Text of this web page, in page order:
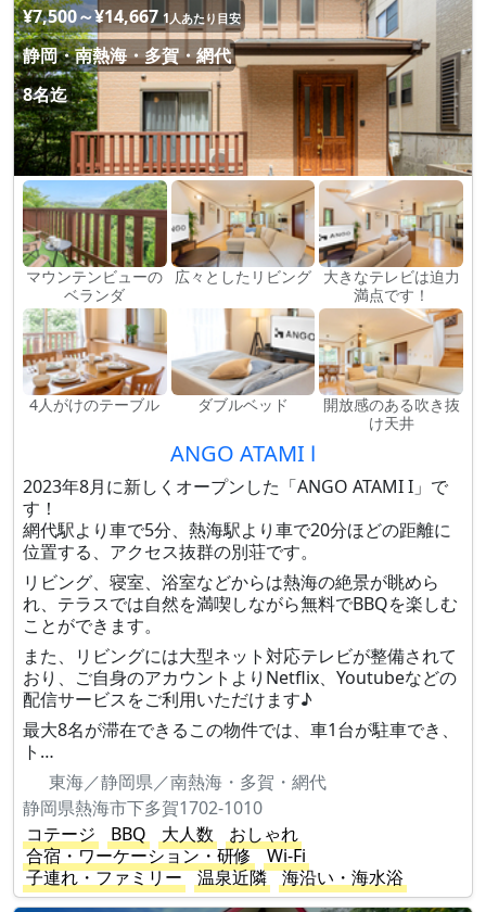
¥7,500～¥14,667 1人あたり目安
静岡・南熱海・多賀・網代
8名迄
マウンテンビューの
ベランダ
広々としたリビング
大きなテレビは迫力
満点です！
4人がけのテーブル ダブルベッド
開放感のある吹き抜
け天井
ANGO ATAMI Ⅰ
2023年8月に新しくオープンした「ANGO ATAMI I」で
す！
網代駅より車で5分、熱海駅より車で20分ほどの距離に
位置する、アクセス抜群の別荘です。
リビング、寝室、浴室などからは熱海の絶景が眺めら
れ、テラスでは自然を満喫しながら無料でBBQを楽しむ
ことができます。
また、リビングには大型ネット対応テレビが整備されて
おり、ご自身のアカウントよりNetflix、Youtubeなどの
配信サービスをご利用いただけます♪
最大8名が滞在できるこの物件では、車1台が駐車でき、
ト…
東海／静岡県／南熱海・多賀・網代
静岡県熱海市下多賀1702-1010
コテージ
BBQ 大人数
おしゃれ
合宿・ワーケーション・研修
Wi-Fi
子連れ・ファミリー
温泉近隣
海沿い・海水浴